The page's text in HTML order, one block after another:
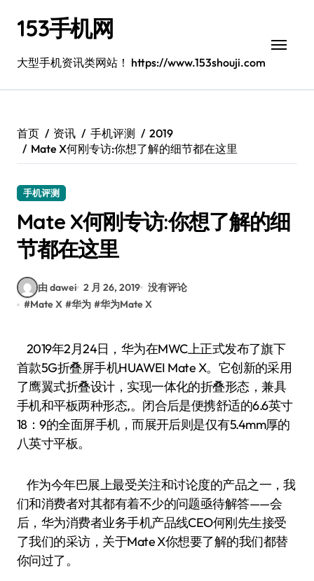
153手机网
大型手机资讯类网站！ https://www.153shouji.com
首页 资讯 手机评测
2019
Mate X何刚专访:你想了解的细节都在这里
手机评测
Mate X何刚专访:你想了解的细
节都在这里
由 dawei 2 月 26, 2019 没有评论
#Mate X #华为 #华为Mate X
2019年2月24日，华为在MWC上正式发布了旗下
首款5G折叠屏手机HUAWEI Mate X。它创新的采用
了鹰翼式折叠设计，实现一体化的折叠形态，兼具
手机和平板两种形态,。闭合后是便携舒适的6.6英寸
18：9的全面屏手机，而展开后则是仅有5.4mm厚的
八英寸平板。
作为今年巴展上最受关注和讨论度的产品之一，我
们和消费者对其都有着不少的问题亟待解答——会
后，华为消费者业务手机产品线CEO何刚先生接受
了我们的采访，关于Mate X你想要了解的我们都替
你问过了。